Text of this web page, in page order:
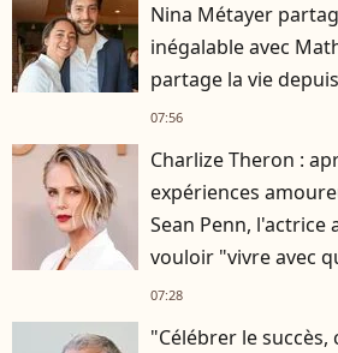
Nina Métayer
inégalable avec
partage la vie
07:56
Charlize Theron :
expériences
Sean Penn, l'actrice
vouloir "vivre avec
07:28
"Célébrer le succès,